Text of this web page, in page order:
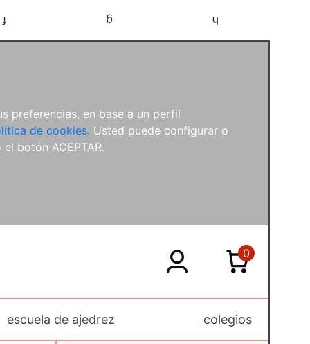
preferencias, en base a un perfil
de cookies. Usted puede configurar o
botón ACEPTAR.
f g h
escuela de ajedrez colegios
0